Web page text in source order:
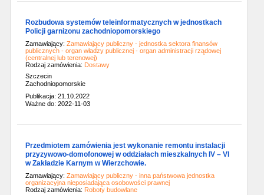
Rozbudowa systemów teleinformatycznych w jednostkach
Policji garnizonu zachodniopomorskiego
Zamawiający: Zamawiający publiczny - jednostka sektora finansów
publicznych - organ władzy publicznej - organ administracji rządowej
(centralnej lub terenowej)
Rodzaj zamówienia: Dostawy
Szczecin
Zachodniopomorskie
Publikacja: 21.10.2022
Ważne do: 2022-11-03
Przedmiotem zamówienia jest wykonanie remontu instalacji
przyzywowo-domofonowej w oddziałach mieszkalnych IV – VI
w Zakładzie Karnym w Wierzchowie.
Zamawiający: Zamawiający publiczny - inna państwowa jednostka
organizacyjna nieposiadająca osobowości prawnej
Rodzaj zamówienia: Roboty budowlane